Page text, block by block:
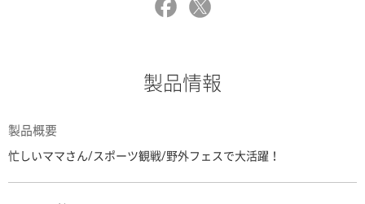
製品情報
製品概要
忙しいママさん/スポーツ観戦/野外フェスで大活躍！